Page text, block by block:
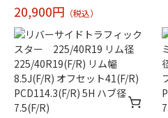
20,900円 （税込）